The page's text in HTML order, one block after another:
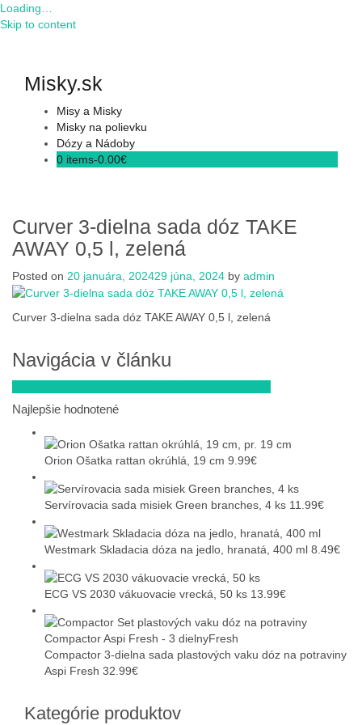
Loading…
Skip to content
Misky.sk
Misy a Misky
Misky na polievku
Dózy a Nádoby
0 items-0.00€
Curver 3-dielna sada dóz TAKE
AWAY 0,5 l, zelená
Posted on 20 januára, 202429 júna, 2024 by admin
Curver 3-dielna sada dóz TAKE AWAY 0,5 l, zelená
Navigácia v článku
Najlepšie hodnotené
Orion Ošatka rattan okrúhlá, 19 cm 9.99€
Servírovacia sada misiek Green branches, 4 ks 11.99€
Westmark Skladacia dóza na jedlo, hranatá, 400 ml 8.49€
ECG VS 2030 vákuovacie vrecká, 50 ks 13.99€
Compactor 3-dielna sada plastových vaku dóz na potraviny
Aspi Fresh 32.99€
Kategórie produktov